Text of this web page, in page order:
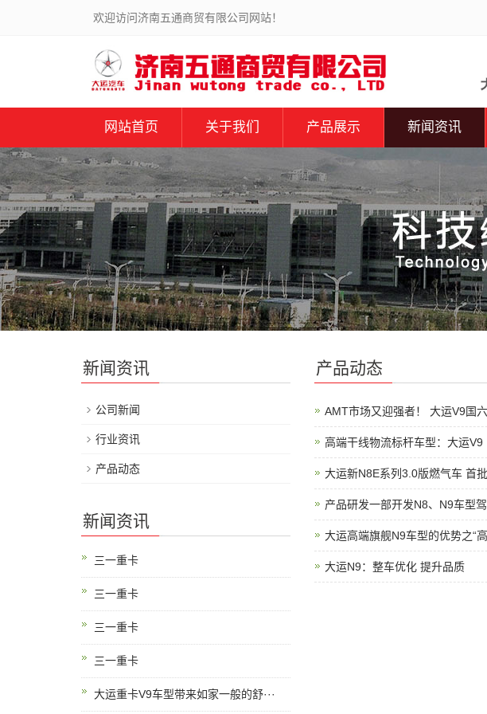
欢迎访问济南五通商贸有限公司网站！
网站首页 关于我们 产品展示 新闻资讯
产品动态
AMT市场又迎强者！ 大运V9国
高端干线物流标杆车型：大运V9
大运新N8E系列3.0版燃气车 首
产品研发一部开发N8、N9车型
大运高端旗舰N9车型的优势之“
大运N9：整车优化 提升品质
新闻资讯
公司新闻
行业资讯
产品动态
新闻资讯
三一重卡
三一重卡
三一重卡
三一重卡
大运重卡V9车型带来如家一般的舒···